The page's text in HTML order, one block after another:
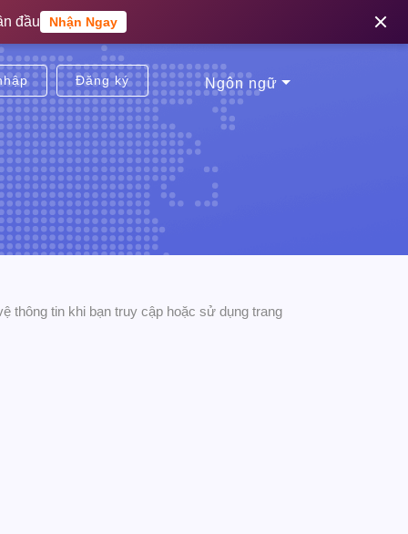
tiền lần đầu Nhận Ngay
đầu Nhận Ngay
Đăng ký Ngôn ngữ
thông tin khi bạn truy cập hoặc sử dụng trang